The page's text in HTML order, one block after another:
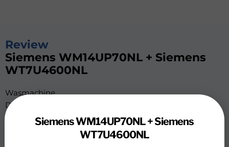
Review
Siemens WM14UP70NL + Siemens
WT7U4600NL
Wasmachine
De wasmachine beschikt over verschillende
handigheden die het wassen gemakkelijker maakt. Zo
doseert de wasmachine je wasmiddel en wasverzachter
automatisch met het intelligentDosing systeem. Ook
Siemens WM14UP70NL + Siemens
WT7U4600NL